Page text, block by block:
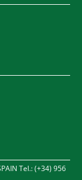
Tel.: (+34) 956